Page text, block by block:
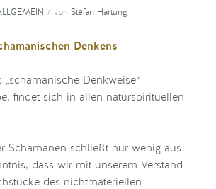
/ von Stefan Hartung
Denkens
„schamanische Denkweise“
findet sich in allen naturspirituellen
Schamanen schließt nur wenig aus.
dass wir mit unserem Verstand
des nichtmateriellen